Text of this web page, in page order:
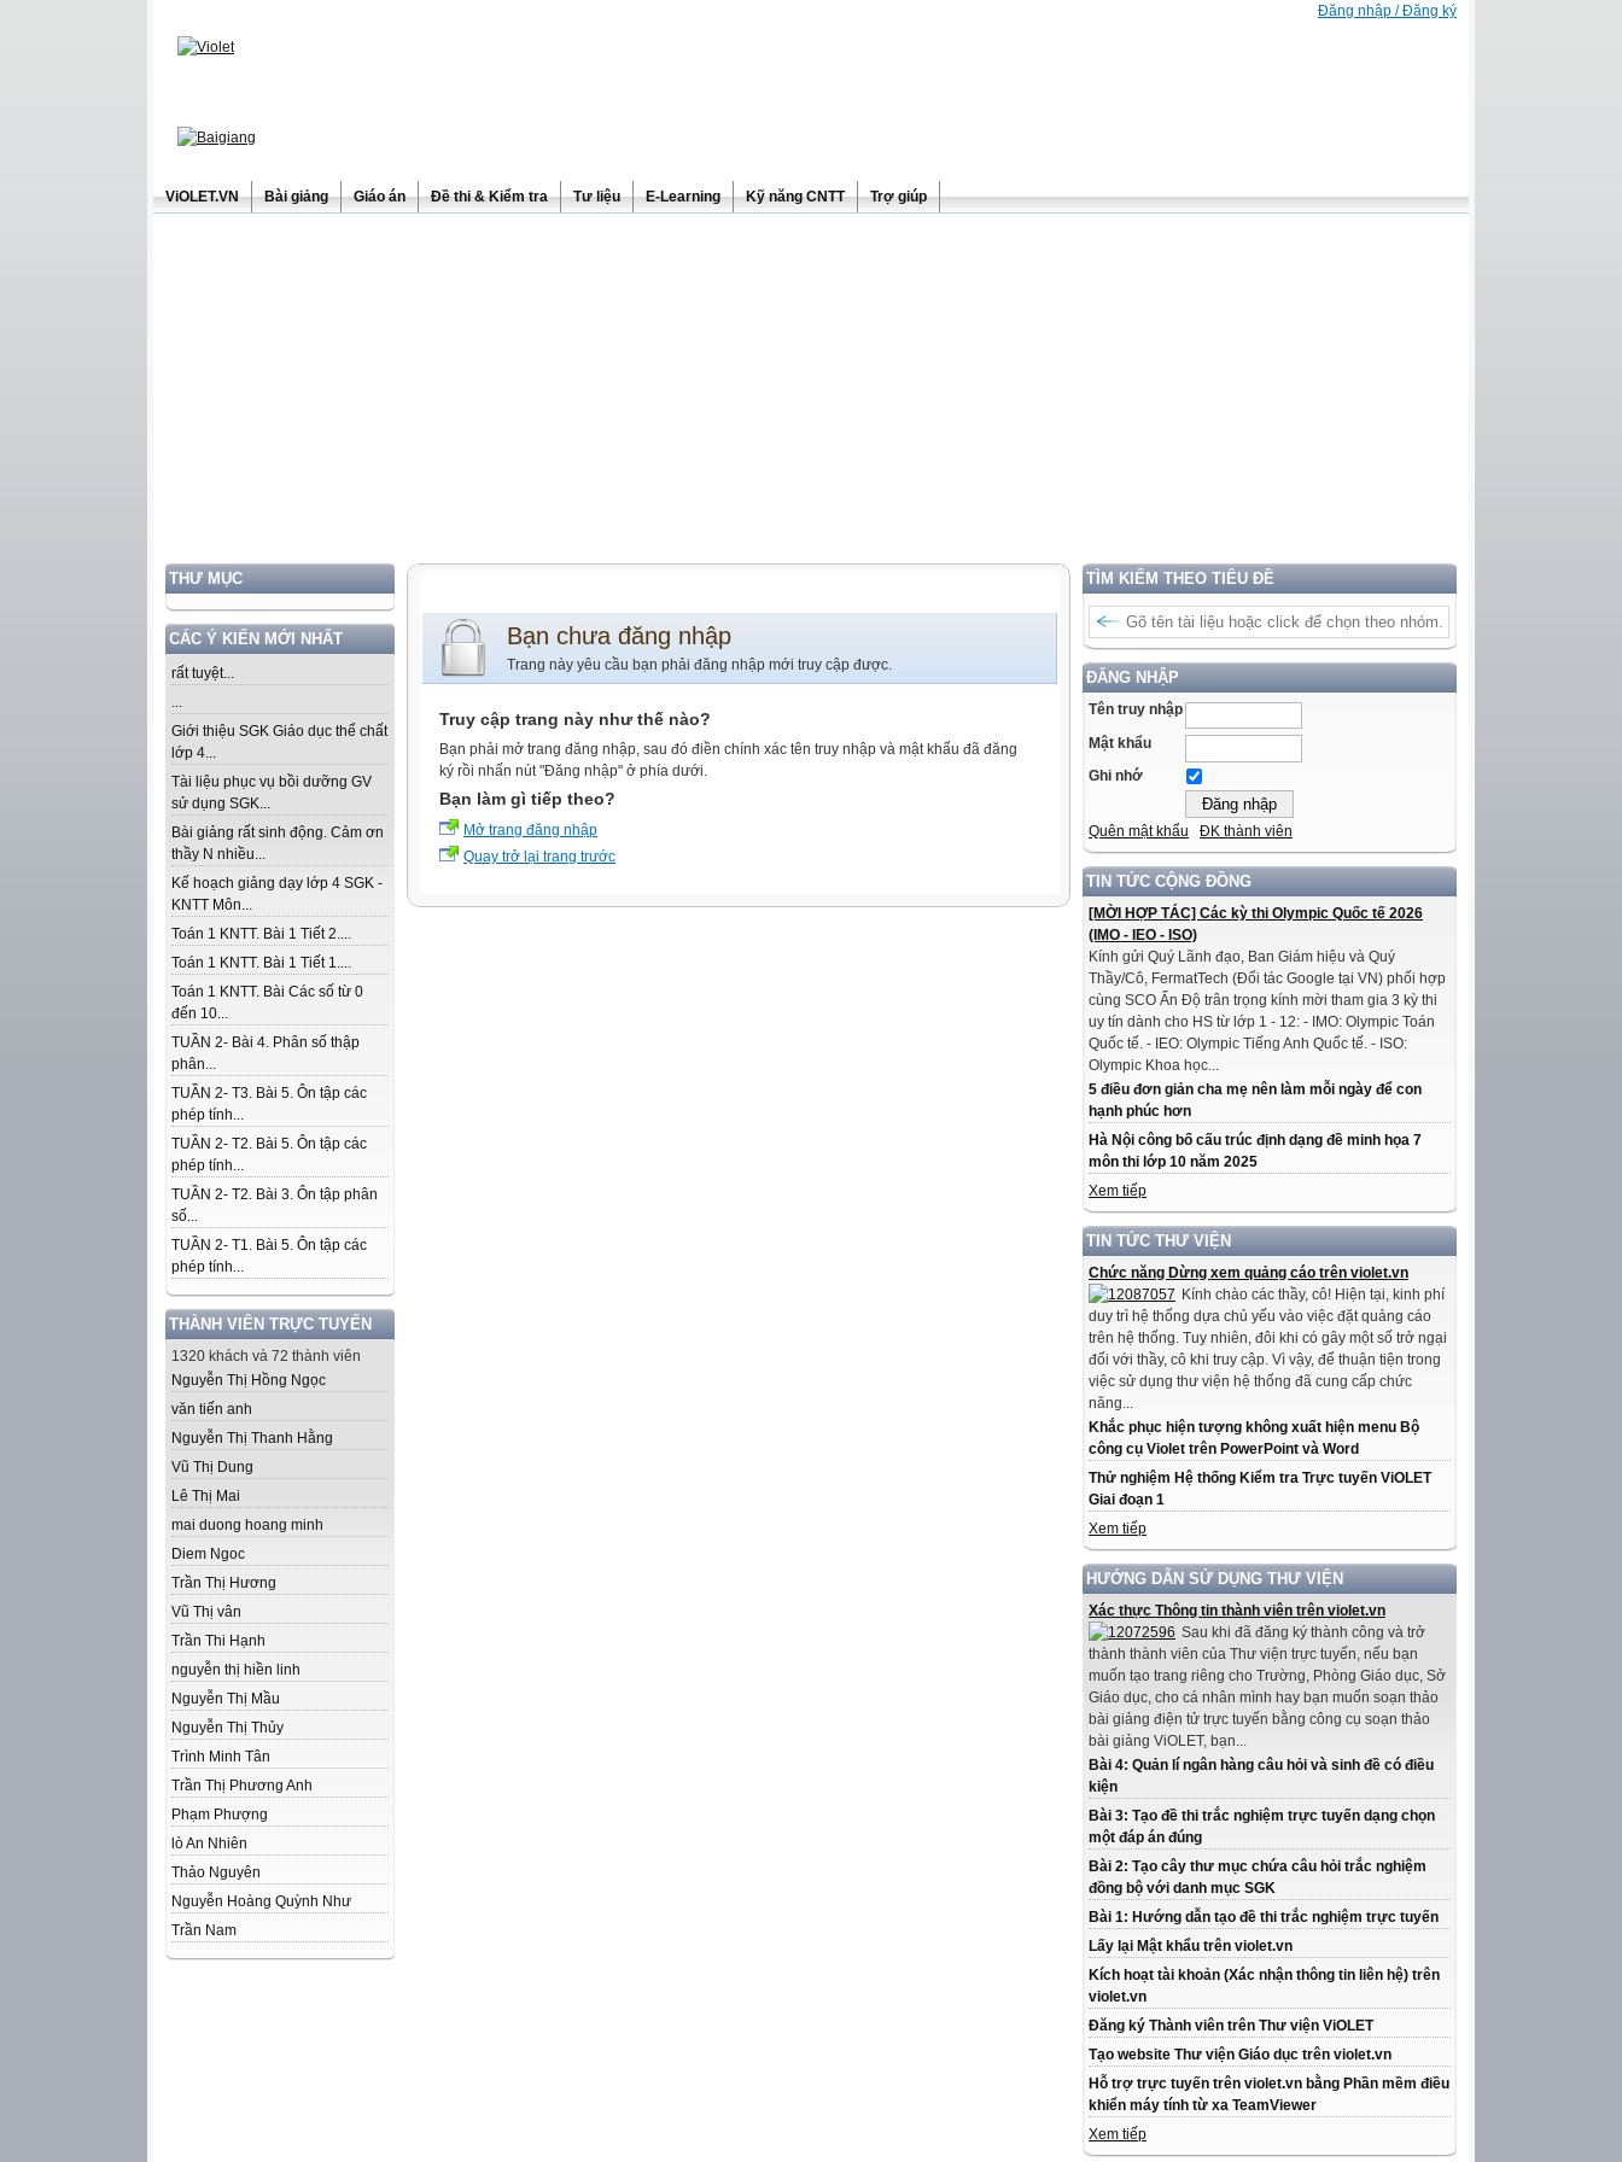
Đăng nhập / Đăng ký
ViOLET.VN Bài giảng Giáo án Đề thi & Kiểm tra Tư liệu E-Learning Kỹ năng CNTT Trợ giúp
THƯ MỤC
CÁC Ý KIẾN MỚI NHẤT
rất tuyệt...
...
Giới thiệu SGK Giáo dục thể chất
lớp 4...
Tài liệu phục vụ bồi dưỡng GV
sử dụng SGK...
Bài giảng rất sinh động. Cảm ơn
thầy N nhiều...
Kế hoạch giảng dạy lớp 4 SGK -
KNTT Môn...
Toán 1 KNTT. Bài 1 Tiết 2....
Toán 1 KNTT. Bài 1 Tiết 1....
Toán 1 KNTT. Bài Các số từ 0
đến 10...
TUẦN 2- Bài 4. Phân số thập
phân...
TUẦN 2- T3. Bài 5. Ôn tập các
phép tính...
TUẦN 2- T2. Bài 5. Ôn tập các
phép tính...
TUẦN 2- T2. Bài 3. Ôn tập phân
số...
TUẦN 2- T1. Bài 5. Ôn tập các
phép tính...
THÀNH VIÊN TRỰC TUYẾN
1320 khách và 72 thành viên
Nguyễn Thị Hồng Ngọc
văn tiến anh
Nguyễn Thị Thanh Hằng
Vũ Thị Dung
Lê Thị Mai
mai duong hoang minh
Diem Ngoc
Trần Thị Hương
Vũ Thị vân
Trần Thi Hạnh
nguyễn thị hiền linh
Nguyễn Thị Mầu
Nguyễn Thị Thủy
Trình Minh Tân
Trần Thị Phương Anh
Phạm Phượng
lò An Nhiên
Thảo Nguyên
Nguyễn Hoàng Quỳnh Như
Trần Nam
TÌM KIẾM THEO TIÊU ĐỀ
ĐĂNG NHẬP
Tên truy nhập
Mật khẩu
Ghi nhớ
Quên mật khẩu ĐK thành viên
TIN TỨC CỘNG ĐỒNG
[MỜI HỢP TÁC] Các kỳ thi Olympic Quốc tế 2026
(IMO - IEO - ISO)
Kính gửi Quý Lãnh đạo, Ban Giám hiệu và Quý
Thầy/Cô, FermatTech (Đối tác Google tại VN) phối hợp
cùng SCO Ấn Độ trân trọng kính mời tham gia 3 kỳ thi
uy tín dành cho HS từ lớp 1 - 12: - IMO: Olympic Toán
Quốc tế. - IEO: Olympic Tiếng Anh Quốc tế. - ISO:
Olympic Khoa học...
5 điều đơn giản cha mẹ nên làm mỗi ngày để con
hạnh phúc hơn
Hà Nội công bố cấu trúc định dạng đề minh họa 7
môn thi lớp 10 năm 2025
Xem tiếp
TIN TỨC THƯ VIỆN
Chức năng Dừng xem quảng cáo trên violet.vn
Kính chào các thầy, cô! Hiện tại, kinh phí
duy trì hệ thống dựa chủ yếu vào việc đặt quảng cáo
trên hệ thống. Tuy nhiên, đôi khi có gây một số trở ngại
đối với thầy, cô khi truy cập. Vì vậy, để thuận tiện trong
việc sử dụng thư viện hệ thống đã cung cấp chức
năng...
Khắc phục hiện tượng không xuất hiện menu Bộ
công cụ Violet trên PowerPoint và Word
Thử nghiệm Hệ thống Kiểm tra Trực tuyến ViOLET
Giai đoạn 1
Xem tiếp
HƯỚNG DẪN SỬ DỤNG THƯ VIỆN
Xác thực Thông tin thành viên trên violet.vn
Sau khi đã đăng ký thành công và trở
thành thành viên của Thư viện trực tuyến, nếu bạn
muốn tạo trang riêng cho Trường, Phòng Giáo dục, Sở
Giáo dục, cho cá nhân mình hay bạn muốn soạn thảo
bài giảng điện tử trực tuyến bằng công cụ soạn thảo
bài giảng ViOLET, bạn...
Bài 4: Quản lí ngân hàng câu hỏi và sinh đề có điều
kiện
Bài 3: Tạo đề thi trắc nghiệm trực tuyến dạng chọn
một đáp án đúng
Bài 2: Tạo cây thư mục chứa câu hỏi trắc nghiệm
đồng bộ với danh mục SGK
Bài 1: Hướng dẫn tạo đề thi trắc nghiệm trực tuyến
Lấy lại Mật khẩu trên violet.vn
Kích hoạt tài khoản (Xác nhận thông tin liên hệ) trên
violet.vn
Đăng ký Thành viên trên Thư viện ViOLET
Tạo website Thư viện Giáo dục trên violet.vn
Hỗ trợ trực tuyến trên violet.vn bằng Phần mềm điều
khiển máy tính từ xa TeamViewer
Xem tiếp
Bạn chưa đăng nhập
Trang này yêu cầu bạn phải đăng nhập mới truy cập được.
Truy cập trang này như thế nào?
Bạn phải mở trang đăng nhập, sau đó điền chính xác tên truy nhập và mật khẩu đã đăng
ký rồi nhấn nút "Đăng nhập" ở phía dưới.
Bạn làm gì tiếp theo?
Mở trang đăng nhập
Quay trở lại trang trước